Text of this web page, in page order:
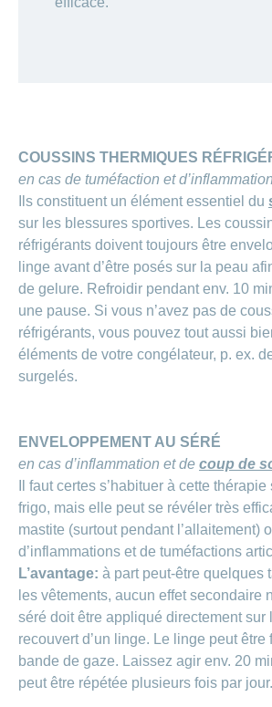
COUSSINS THERMIQUES
en cas de tuméfaction et d’inflammation
Ils constituent un élément essentiel du
sur les blessures sportives. Les
réfrigérants doivent toujours être
linge avant d’être posés sur la peau
de gelure. Refroidir pendant env. 10
une pause. Si vous n’avez pas de
réfrigérants, vous pouvez tout aussi
éléments de votre congélateur, p. ex.
surgelés.
ENVELOPPEMENT AU SÉRÉ
en cas d’inflammation et de coup de
Il faut certes s’habituer à cette
frigo, mais elle peut se révéler très
mastite (surtout pendant l’allaitement)
d’inflammations et de tuméfactions
L’avantage: à part peut-être quelques
les vêtements, aucun effet secondaire
séré doit être appliqué directement sur
recouvert d’un linge. Le linge peut être
bande de gaze. Laissez agir env. 20
peut être répétée plusieurs fois par jour.